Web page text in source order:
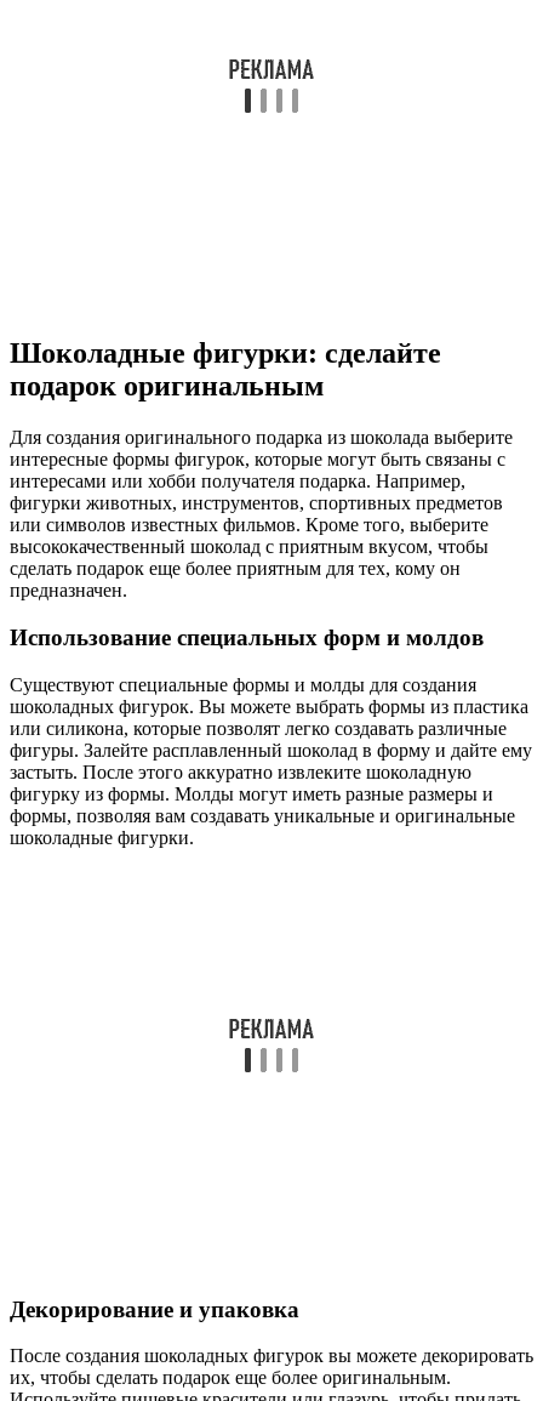
Шоколадные фигурки: сделайте
подарок оригинальным
Для создания оригинального подарка из шоколада выберите
интересные формы фигурок, которые могут быть связаны с
интересами или хобби получателя подарка. Например,
фигурки животных, инструментов, спортивных предметов
или символов известных фильмов. Кроме того, выберите
высококачественный шоколад с приятным вкусом, чтобы
сделать подарок еще более приятным для тех, кому он
предназначен.
Использование специальных форм и молдов
Существуют специальные формы и молды для создания
шоколадных фигурок. Вы можете выбрать формы из пластика
или силикона, которые позволят легко создавать различные
фигуры. Залейте расплавленный шоколад в форму и дайте ему
застыть. После этого аккуратно извлеките шоколадную
фигурку из формы. Молды могут иметь разные размеры и
формы, позволяя вам создавать уникальные и оригинальные
шоколадные фигурки.
Декорирование и упаковка
После создания шоколадных фигурок вы можете декорировать
их, чтобы сделать подарок еще более оригинальным.